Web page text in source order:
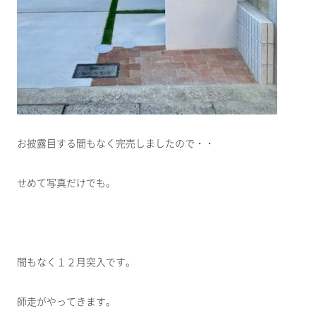
お披露目する間もなく完売しましたので・・
せめて写真だけでも。
間もなく１２月突入です。
師走がやってきます。